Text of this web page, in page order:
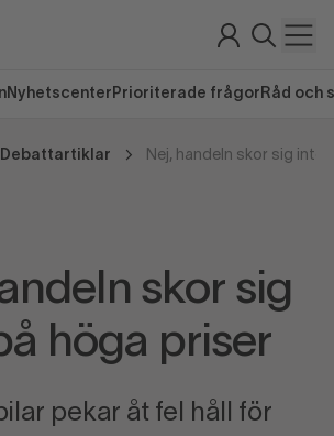
Nyhetscenter Prioriterade frågor Råd och
Debattartiklar Nej, handeln skor sig inte
skor sig
höga priser
pekar åt fel håll för